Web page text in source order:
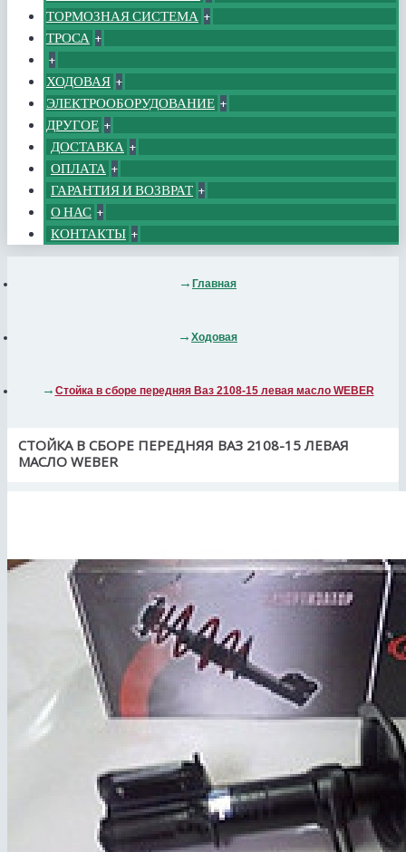
ТОРМОЗНАЯ СИСТЕМА +
ТРОСА +
+
ХОДОВАЯ +
ЭЛЕКТРООБОРУДОВАНИЕ +
ДРУГОЕ +
ДОСТАВКА +
ОПЛАТА +
ГАРАНТИЯ И ВОЗВРАТ +
О НАС +
КОНТАКТЫ +
Главная
Ходовая
Стойка в сборе передняя Ваз 2108-15 левая масло WEBER
СТОЙКА В СБОРЕ ПЕРЕДНЯЯ ВАЗ 2108-15 ЛЕВАЯ
МАСЛО WEBER